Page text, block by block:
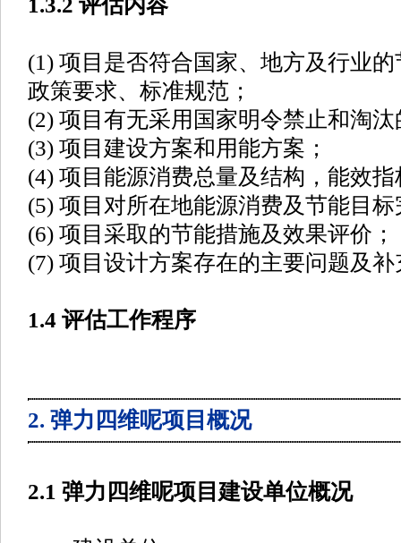
1.3.2 评估内容
(1) 项目是否符合国家、地方及行业
政策要求、标准规范；
(2) 项目有无采用国家明令禁止和淘
(3) 项目建设方案和用能方案；
(4) 项目能源消费总量及结构，能效
(5) 项目对所在地能源消费及节能目
(6) 项目采取的节能措施及效果评价；
(7) 项目设计方案存在的主要问题及
1.4 评估工作程序
2. 弹力四维呢项目概况
2.1 弹力四维呢项目建设单位概况